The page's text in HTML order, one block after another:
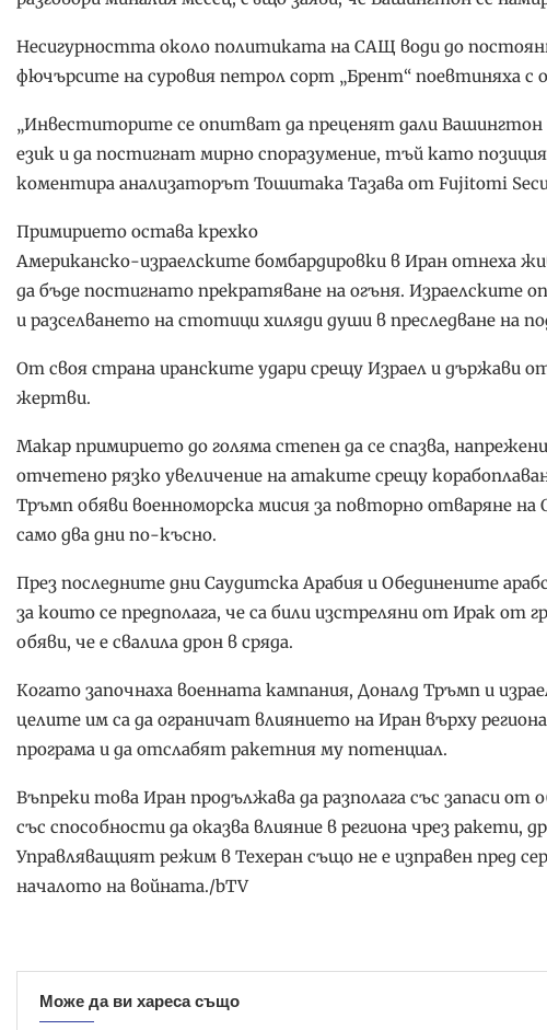
Несигурността около политиката на САЩ води до
фючърсите на суровия петрол сорт „Брент“ поевтиняха с
„Инвеститорите се опитват да преценят дали
език и да постигнат мирно споразумение, тъй като
коментира анализаторът Тошитака Тазава от Fujitomi
Примирието остава крехко
Американско-израелските бомбардировки в Иран отнеха
да бъде постигнато прекратяване на огъня. Израелските
и разселването на стотици хиляди души в преследване на
От своя страна иранските удари срещу Израел и държави
жертви.
Макар примирието до голяма степен да се спазва,
отчетено рязко увеличение на атаките срещу
Тръмп обяви военноморска мисия за повторно отваряне
само два дни по-късно.
През последните дни Саудитска Арабия и Обединените
за които се предполага, че са били изстреляни от Ирак от
обяви, че е свалила дрон в сряда.
Когато започнаха военната кампания, Доналд Тръмп и
целите им са да ограничат влиянието на Иран върху
програма и да отслабят ракетния му потенциал.
Въпреки това Иран продължава да разполага със запаси от
със способности да оказва влияние в региона чрез ракети,
Управляващият режим в Техеран също не е изправен пред
началото на войната./bTV
Може да ви хареса също